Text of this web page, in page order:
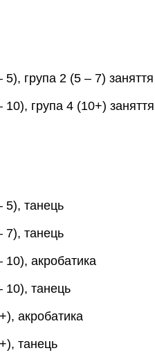
група 2 (5 – 7)
10), група 4 (10+)
5), танець
7), танець
10), акробатика
10), танець
акробатика
танець